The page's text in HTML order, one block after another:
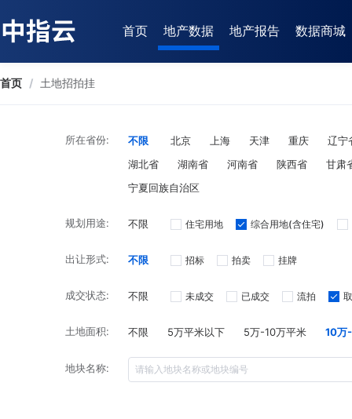
首页 地产数据 地产报告 数据商城
首页 / 土地招拍挂
所在省份: 不限 北京 上海 天津 重庆
辽宁
湖北省
湖南省 河南省 陕西省
甘肃
宁夏回族自治区
规划用途: 不限 住宅用地 综合用地(含住宅)
出让形式: 不限 招标 拍卖 挂牌
成交状态: 不限 未成交 已成交 流拍
土地面积: 不限 5万平米以下 5万-10万平米 10万
地块名称: